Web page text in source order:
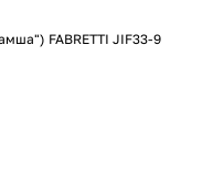
FABRETTI JIF33-9